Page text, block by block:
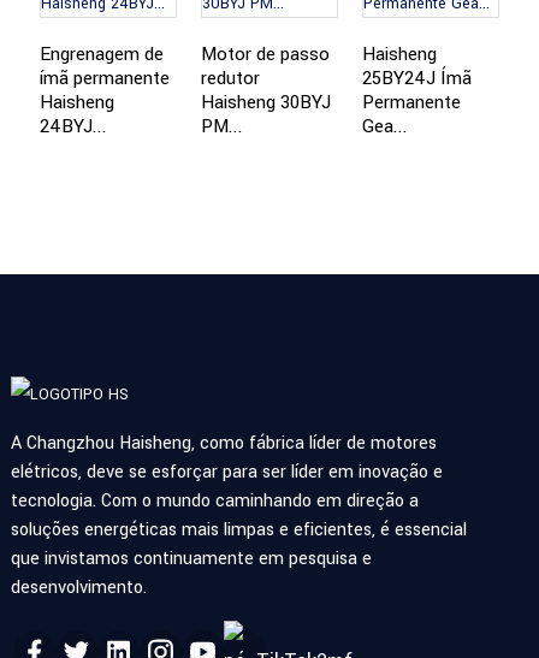
Engrenagem de
ímã permanente
Haisheng
24BYJ...
Motor de passo
redutor
Haisheng 30BYJ
PM...
Haisheng
25BY24J Ímã
Permanente
Gea...
A Changzhou Haisheng, como fábrica líder de motores
elétricos, deve se esforçar para ser líder em inovação e
tecnologia. Com o mundo caminhando em direção a
soluções energéticas mais limpas e eficientes, é essencial
que invistamos continuamente em pesquisa e
desenvolvimento.